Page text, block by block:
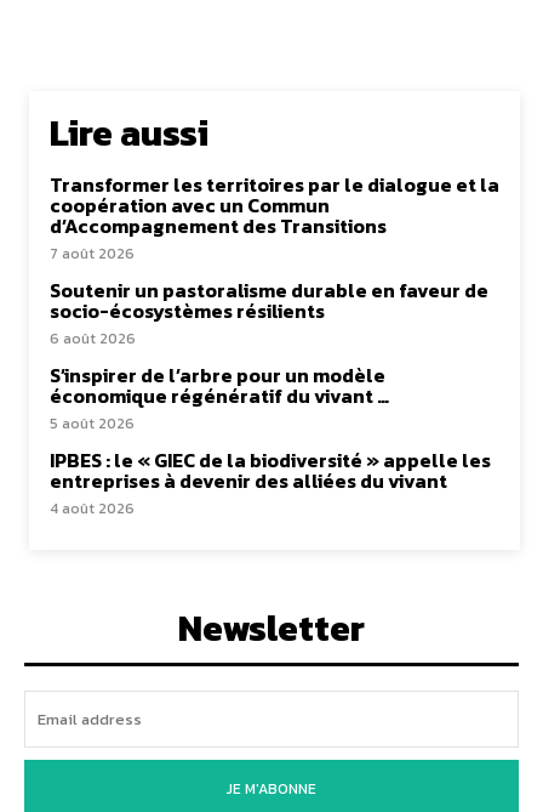
Lire aussi
Transformer les territoires par le dialogue et la
coopération avec un Commun
d’Accompagnement des Transitions
7 août 2026
Soutenir un pastoralisme durable en faveur de
socio-écosystèmes résilients
6 août 2026
S’inspirer de l’arbre pour un modèle
économique régénératif du vivant …
5 août 2026
IPBES : le « GIEC de la biodiversité » appelle les
entreprises à devenir des alliées du vivant
4 août 2026
Newsletter
JE M'ABONNE